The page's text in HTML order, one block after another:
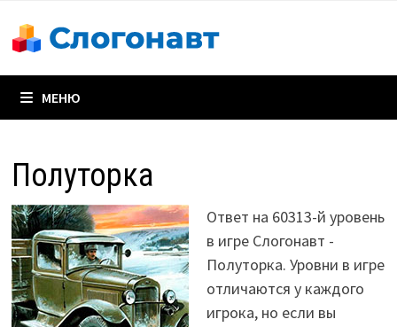
содержимому
МЕНЮ
Полуторка
Ответ на 60313-й уровень
в игре Слогонавт -
Полуторка. Уровни в игре
отличаются у каждого
игрока, но если вы